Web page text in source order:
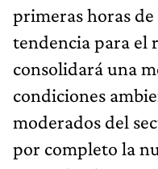
primeras horas de
tendencia para el
consolidará una
condiciones
moderados del
por completo la